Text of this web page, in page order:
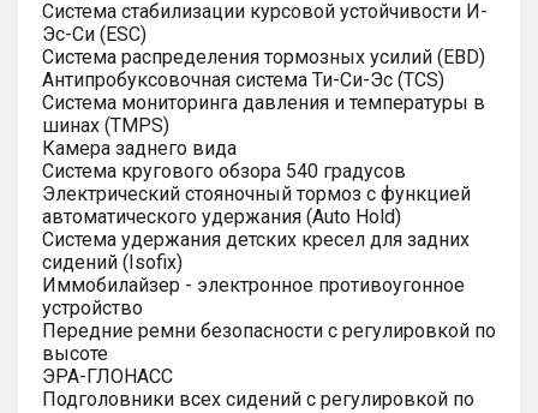
Система стабилизации курсовой устойчивости И-
Эс-Си (ESC)
Система распределения тормозных усилий (EBD)
Антипробуксовочная система Ти-Си-Эс (TCS)
Система мониторинга давления и температуры в
шинах (TMPS)
Камера заднего вида
Система кругового обзора 540 градусов
Электрический стояночный тормоз с функцией
автоматического удержания (Auto Hold)
Система удержания детских кресел для задних
сидений (Isofix)
Иммобилайзер - электронное противоугонное
устройство
Передние ремни безопасности с регулировкой по
высоте
ЭРА-ГЛОНАСС
Подголовники всех сидений с регулировкой по